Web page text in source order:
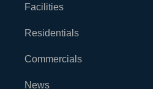
Facilities
Residentials
Commercials
News